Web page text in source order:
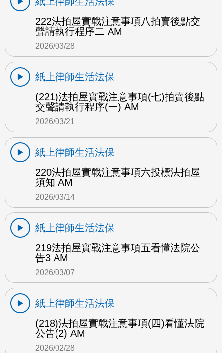
222法拍屋實戰注意事項八拍賣後點交
聲請執行程序二 AM
2026/03/28
紙上律師生活法保
(221)法拍屋實戰注意事項(七)拍賣後點
交聲請執行程序(一) AM
2026/03/21
紙上律師生活法保
220法拍屋實戰注意事項六投標法拍屋
須知 AM
2026/03/14
紙上律師生活法保
219法拍屋實戰注意事項五看懂法院公
告3 AM
2026/03/07
紙上律師生活法保
(218)法拍屋實戰注意事項(四)看懂法院
公告(2) AM
2026/02/28